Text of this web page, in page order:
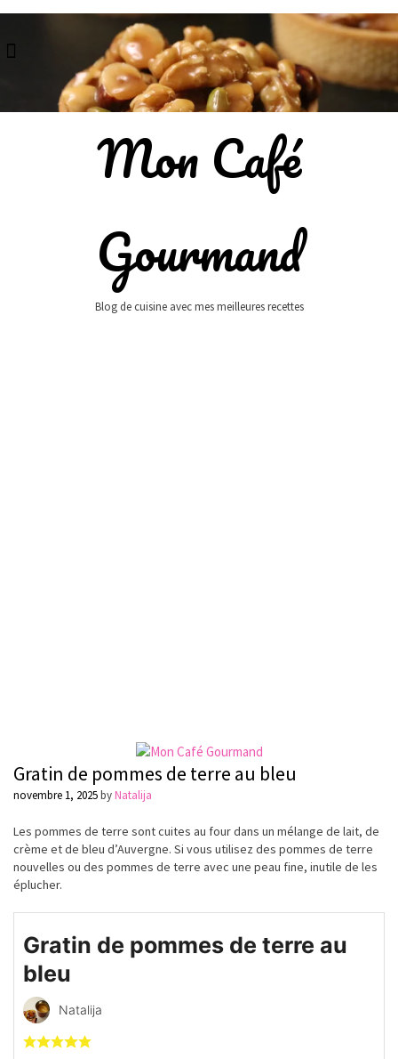
content
Mon Café
Gourmand
Blog de cuisine avec mes meilleures recettes
Gratin de pommes de terre au bleu
novembre 1, 2025byNatalija
Les pommes de terre sont cuites au four dans un mélange de lait, de
crème et de bleu d’Auvergne. Si vous utilisez des pommes de terre
nouvelles ou des pommes de terre avec une peau fine, inutile de les
éplucher.
Gratin de pommes de terre au
bleu
Natalija